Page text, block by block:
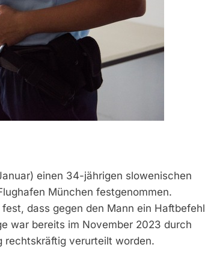
einen 34-jährigen slowenischen
München festgenommen.
dass gegen den Mann ein Haftbefehl
war bereits im November 2023 durch
rechtskräftig verurteilt worden.